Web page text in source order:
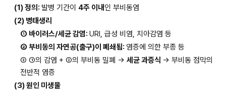
(1) 정의: 발병 기간이 4주 이내 인 부비동염
(2) 병태생리
① 바이러스/세균 감염: URI, 급성 비염, 치아감염 등
② 부비동의 자연공(출구)이 폐쇄됨: 염증에 의한 부종 등
③ ①의 감염 + ②의 부비동 밀폐 → 세균 과증식 → 부비동 점막의
전반적 염증
(3) 원인 미생물